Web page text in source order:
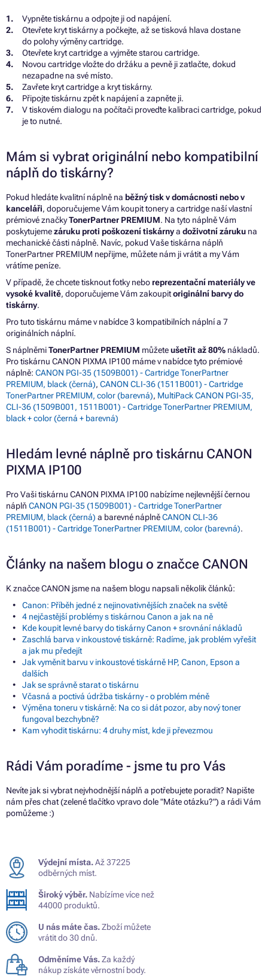
Vypněte tiskárnu a odpojte ji od napájení.
Otevřete kryt tiskárny a počkejte, až se tisková hlava dostane
do polohy výměny cartridge.
Otevřete kryt cartridge a vyjměte starou cartridge.
Novou cartridge vložte do držáku a pevně ji zatlačte, dokud
nezapadne na své místo.
Zavřete kryt cartridge a kryt tiskárny.
Připojte tiskárnu zpět k napájení a zapněte ji.
V tiskovém dialogu na počítači proveďte kalibraci cartridge, pokud
je to nutné.
Mám si vybrat originální nebo kompatibilní
náplň do tiskárny?
Pokud hledáte kvalitní náplně na běžný tisk v domácnosti nebo v
kanceláři, doporučujeme Vám koupit tonery a cartridge naší vlastní
prémiové značkyTonerPartner PREMIUM. Na tyto náplně Vám
poskytujemezáruku proti poškození tiskárnya doživotní záruku na
mechanické části náplně. Navíc, pokud Vaše tiskárna náplň
TonerPartner PREMIUM nepřijme, můžete nám ji vrátit a my Vám
vrátíme peníze.
V případě, že chcete tisknout fotky neboreprezentační materiály ve
vysoké kvalitě, doporučujeme Vám zakoupitoriginální barvy do
tiskárny.
Pro tuto tiskárnu máme v nabídce 3 kompatibilních náplní a 7
originálních náplní.
S náplněmiTonerPartner PREMIUM můžeteušetřit až 80% nákladů.
Pro tiskárnu CANON PIXMA IP100 máme v nabídce tyto prémiové
náplně: CANON PGI-35 (1509B001) - Cartridge TonerPartner
PREMIUM, black (černá), CANON CLI-36 (1511B001) - Cartridge
TonerPartner PREMIUM, color (barevná), MultiPack CANON PGI-35,
CLI-36 (1509B001, 1511B001) - Cartridge TonerPartner PREMIUM,
black + color (černá + barevná)
Hledám levné náplně pro tiskárnu CANON
PIXMA IP100
Pro Vaši tiskárnu CANON PIXMA IP100 nabízíme nejlevnější černou
náplň CANON PGI-35 (1509B001) - Cartridge TonerPartner
PREMIUM, black (černá) a barevné náplněCANON CLI-36
(1511B001) - Cartridge TonerPartner PREMIUM, color (barevná).
Články na našem blogu o značce CANON
K značce CANON jsme na našem blogu napsali několik článků:
Canon: Příběh jedné z nejinovativnějších značek na světě
4 nejčastější problémy s tiskárnou Canon a jak na ně
Kde koupit levné barvy do tiskárny Canon + srovnání nákladů
Zaschlá barva v inkoustové tiskárně: Radíme, jak problém vyřešit
a jak mu předejít
Jak vyměnit barvu v inkoustové tiskárně HP, Canon, Epson a
dalších
Jak se správně starat o tiskárnu
Včasná a poctivá údržba tiskárny - o problém méně
Výměna toneru v tiskárně: Na co si dát pozor, aby nový toner
fungoval bezchybně?
Kam vyhodit tiskárnu: 4 druhy míst, kde ji převezmou
Rádi Vám poradíme - jsme tu pro Vás
Nevíte jak si vybrat nejvhodnější náplň a potřebujete poradit? Napište
nám přes chat (zelené tlačítko vpravo dole "Máte otázku?") a rádi Vám
pomůžeme :)
Výdejní místa.Až 37225
odběrných míst.
Široký výběr. Nabízíme více než
44000 produktů.
U nás máte čas.Zboží můžete
vrátit do 30 dnů.
Odměníme Vás.Za každý
nákup získáte věrnostní body.